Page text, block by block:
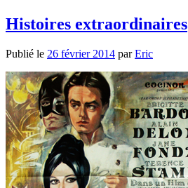
Histoires extraordinaires
Publié le 26 février 2014 parEric